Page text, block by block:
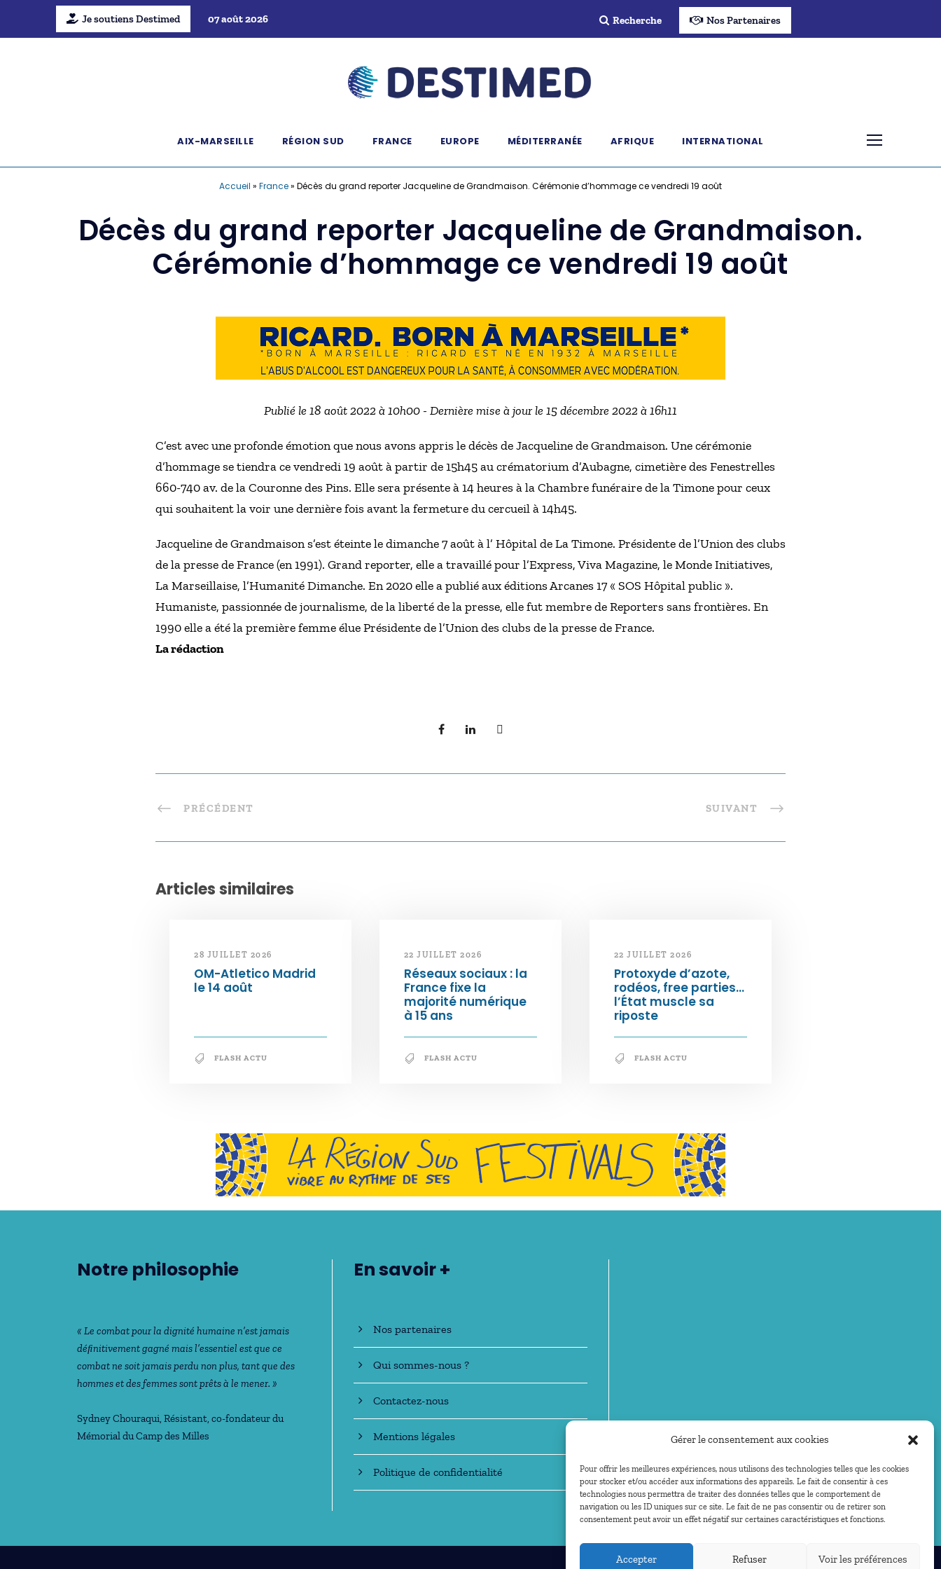
Gérer le consentement aux cookies
Pour offrir les meilleures expériences, nous utilisons des technologies telles que les cookies
pour stocker et/ou accéder aux informations des appareils. Le fait de consentir à ces
technologies nous permettra de traiter des données telles que le comportement de
navigation ou les ID uniques sur ce site. Le fait de ne pas consentir ou de retirer son
consentement peut avoir un effet négatif sur certaines caractéristiques et fonctions.
Accepter Refuser Voir les préférences
Je soutiens Destimed 07 août 2026 Recherche Nos Partenaires
AIX-MARSEILLE RÉGION SUD FRANCE EUROPE MÉDITERRANÉE AFRIQUE INTERNATIONAL
Accueil » France» Décès du grand reporter Jacqueline de Grandmaison. Cérémonie d’hommage ce vendredi 19 août
Décès du grand reporter Jacqueline de Grandmaison.
Cérémonie d’hommage ce vendredi 19 août
Publié le 18 août 2022 à 10h00 - Dernière mise à jour le 15 décembre 2022 à 16h11
C’est avec une profonde émotion que nous avons appris le décès de Jacqueline de Grandmaison. Une cérémonie
d’hommage se tiendra ce vendredi 19 août à partir de 15h45 au crématorium d’Aubagne, cimetière des Fenestrelles
660-740 av. de la Couronne des Pins. Elle sera présente à 14 heures à la Chambre funéraire de la Timone pour ceux
qui souhaitent la voir une dernière fois avant la fermeture du cercueil à 14h45.
Jacqueline de Grandmaison s’est éteinte le dimanche 7 août à l’ Hôpital de La Timone. Présidente de l’Union des clubs
de la presse de France (en 1991). Grand reporter, elle a travaillé pour l’Express, Viva Magazine, le Monde Initiatives,
La Marseillaise, l’Humanité Dimanche. En 2020 elle a publié aux éditions Arcanes 17 « SOS Hôpital public ».
Humaniste, passionnée de journalisme, de la liberté de la presse, elle fut membre de Reporters sans frontières. En
1990 elle a été la première femme élue Présidente de l’Union des clubs de la presse de France.
La rédaction
PRÉCÉDENT SUIVANT
Articles similaires
28 JUILLET 2026
OM-Atletico Madrid
le 14 août
FLASH ACTU
22 JUILLET 2026
Réseaux sociaux : la
France fixe la
majorité numérique
à 15 ans
FLASH ACTU
22 JUILLET 2026
Protoxyde d’azote,
rodéos, free parties…
l’État muscle sa
riposte
FLASH ACTU
Notre philosophie
« Le combat pour la dignité humaine n’est jamais
déﬁnitivement gagné mais l’essentiel est que ce
combat ne soit jamais perdu non plus, tant que des
hommes et des femmes sont prêts à le mener. »
Sydney Chouraqui, Résistant, co-fondateur du
Mémorial du Camp des Milles
En savoir +
Nos partenaires
Qui sommes-nous ?
Contactez-nous
Mentions légales
Politique de confidentialité